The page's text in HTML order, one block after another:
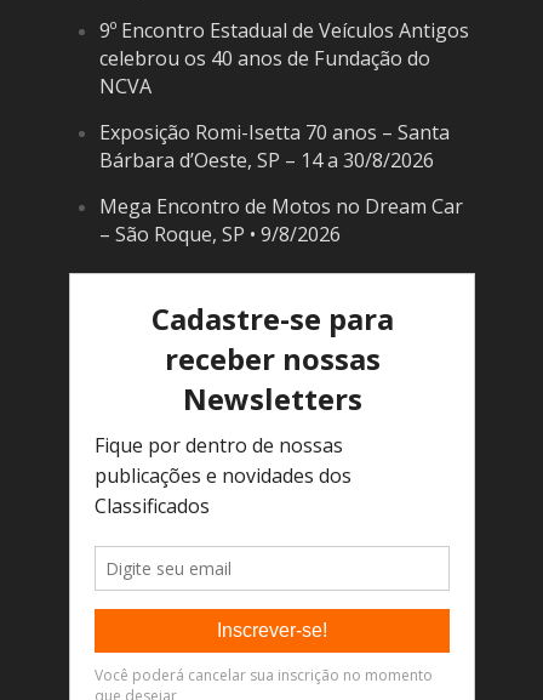
9º Encontro Estadual de Veículos Antigos
celebrou os 40 anos de Fundação do
NCVA
Exposição Romi-Isetta 70 anos – Santa
Bárbara d’Oeste, SP – 14 a 30/8/2026
Mega Encontro de Motos no Dream Car
– São Roque, SP • 9/8/2026